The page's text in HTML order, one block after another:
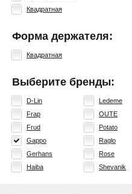
Квадратная
Форма держателя:
Квадратная
Выберите бренды:
D-Lin
Frap
Frud
Gappo
Gerhans
Haiba
Ledeme
OUTE
Potato
Raglo
Rose
Shevanik